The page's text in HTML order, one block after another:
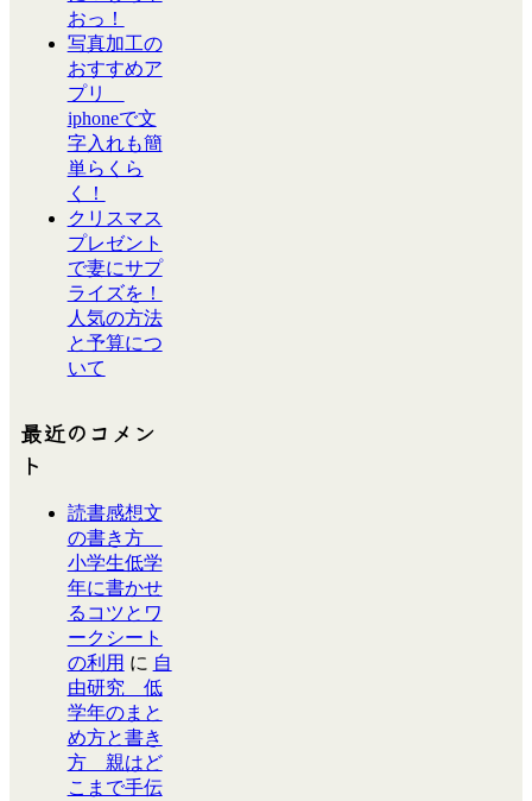
おっ！
写真加工の
おすすめア
プリ
iphoneで文
字入れも簡
単らくら
く！
クリスマス
プレゼント
で妻にサプ
ライズを！
人気の方法
と予算につ
いて
最近のコメン
ト
読書感想文
の書き方
小学生低学
年に書かせ
るコツとワ
ークシート
の利用 に 自
由研究 低
学年のまと
め方と書き
方 親はど
こまで手伝